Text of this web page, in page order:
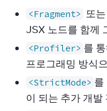
<Fragment> 또는
JSX 노드를 함께
<Profiler> 를
프로그래밍 방식
<StrictMode> 를
이 되는 추가 개